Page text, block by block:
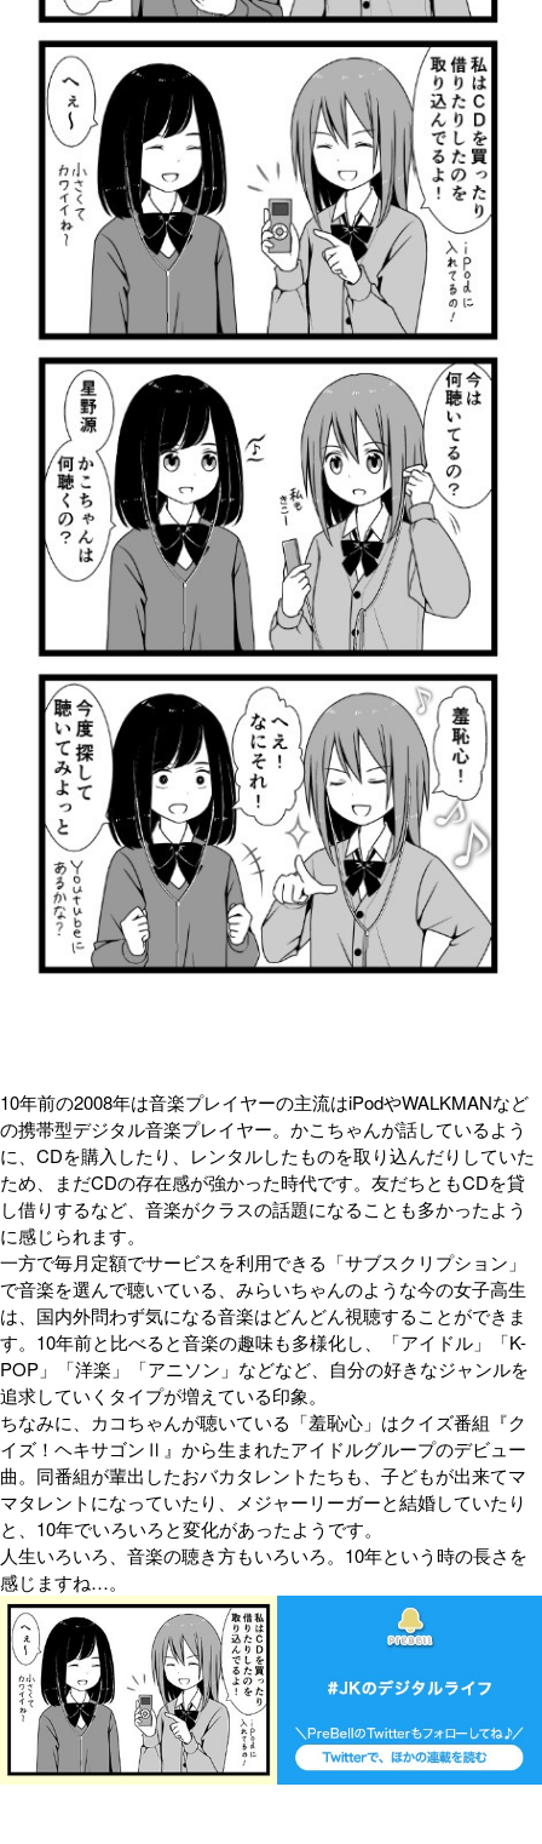
10年前の2008年は音楽プレイヤーの主流はiPodやWALKMANなど
の携帯型デジタル音楽プレイヤー。かこちゃんが話しているよう
に、CDを購入したり、レンタルしたものを取り込んだりしていた
ため、まだCDの存在感が強かった時代です。友だちともCDを貸
し借りするなど、音楽がクラスの話題になることも多かったよう
に感じられます。
一方で毎月定額でサービスを利用できる「サブスクリプション」
で音楽を選んで聴いている、みらいちゃんのような今の女子高生
は、国内外問わず気になる音楽はどんどん視聴することができま
す。10年前と比べると音楽の趣味も多様化し、「アイドル」「K-
POP」「洋楽」「アニソン」などなど、自分の好きなジャンルを
追求していくタイプが増えている印象。
ちなみに、カコちゃんが聴いている「羞恥心」はクイズ番組『ク
イズ！ヘキサゴンⅡ』から生まれたアイドルグループのデビュー
曲。同番組が輩出したおバカタレントたちも、子どもが出来てマ
マタレントになっていたり、メジャーリーガーと結婚していたり
と、10年でいろいろと変化があったようです。
人生いろいろ、音楽の聴き方もいろいろ。10年という時の長さを
感じますね…。